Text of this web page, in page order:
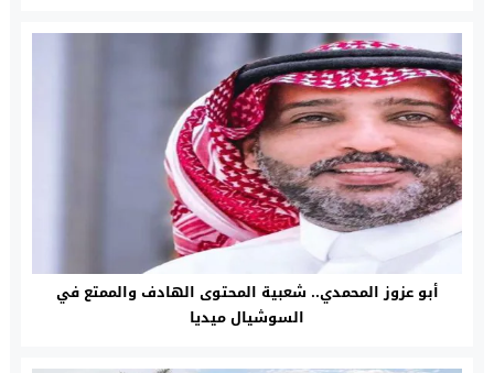
أبو عزوز المحمدي.. شعبية المحتوى الهادف والممتع في
السوشيال ميديا